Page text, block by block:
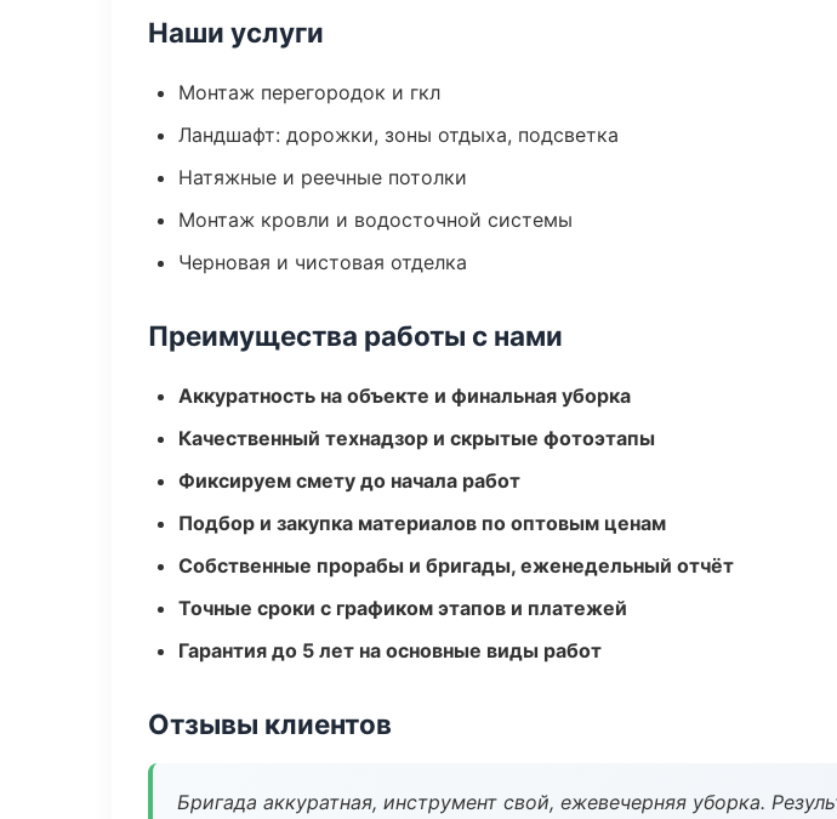
Наши услуги
Монтаж перегородок и гкл
Ландшафт: дорожки, зоны отдыха, подсветка
Натяжные и реечные потолки
Монтаж кровли и водосточной системы
Черновая и чистовая отделка
Преимущества работы с нами
Аккуратность на объекте и финальная уборка
Качественный технадзор и скрытые фотоэтапы
Фиксируем смету до начала работ
Подбор и закупка материалов по оптовым ценам
Собственные прорабы и бригады, еженедельный отчёт
Точные сроки с графиком этапов и платежей
Гарантия до 5 лет на основные виды работ
Отзывы клиентов
Бригада аккуратная, инструмент свой, ежевечерняя уборка.